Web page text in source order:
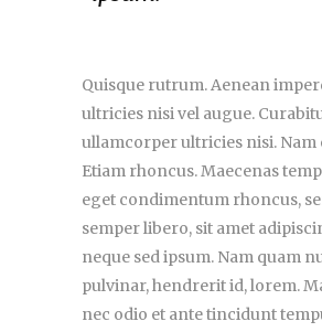
Quisque rutrum. Aenean
ultricies nisi vel augue.
ullamcorper ultricies nisi. Nam
Etiam rhoncus. Maecenas
eget condimentum rhoncus,
semper libero, sit amet
neque sed ipsum. Nam quam
pulvinar, hendrerit id, lorem.
nec odio et ante tincidunt